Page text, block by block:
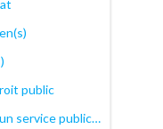
public
service public…